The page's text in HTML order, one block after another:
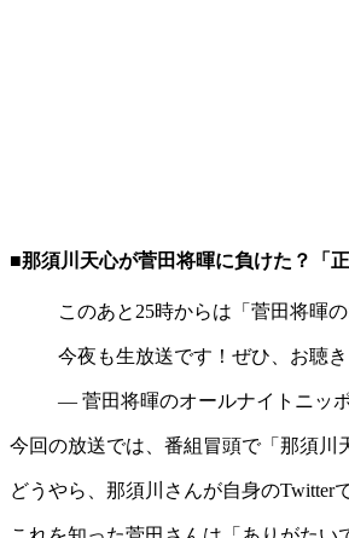
■那須川天心が菅田将暉に負けた？「
このあと25時からは「菅田将暉
今夜も生放送です！ぜひ、お聴き
— 菅田将暉のオールナイトニッポ
今回の放送では、番組冒頭で「那須川
どうやら、那須川さんが自身のTwitter